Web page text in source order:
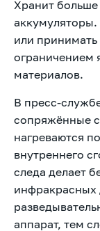
Хранит
или
ограничением
материалов.
В пресс-
сопряжённые
нагреваются
внутреннего
следа делает
инфракрасных
аппарат, тем